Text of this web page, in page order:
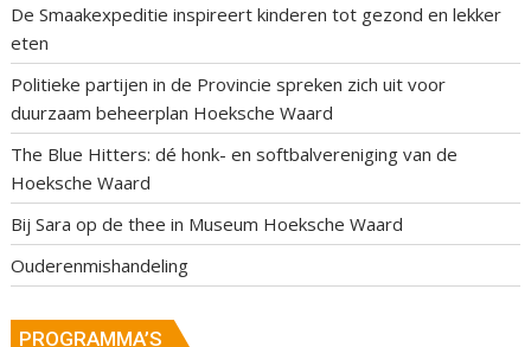
De Smaakexpeditie inspireert kinderen tot gezond en lekker
eten
Politieke partijen in de Provincie spreken zich uit voor
duurzaam beheerplan Hoeksche Waard
The Blue Hitters: dé honk- en softbalvereniging van de
Hoeksche Waard
Bij Sara op de thee in Museum Hoeksche Waard
Ouderenmishandeling
PROGRAMMA’S